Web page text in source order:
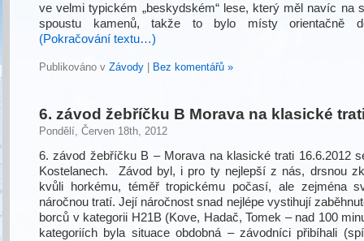
ve velmi typickém „beskydském“ lese, který měl navíc na
spoustu kamenů, takže to bylo místy orientačně
(Pokračování textu…)
Publikováno v Závody Bez komentářů »
6. závod žebříčku B Morava na klasické
Pondělí, Červen 18th, 2012
6. závod žebříčku B – Morava na klasické trati 16.6.2012
Kostelanech. Závod byl, i pro ty nejlepší z nás, drsnou
kvůli horkému, téměř tropickému počasí, ale zejména
náročnou tratí. Její náročnost snad nejlépe vystihují
borců v kategorii H21B (Kove, Hadač, Tomek – nad 100
kategoriích byla situace obdobná – závodníci přibíhali